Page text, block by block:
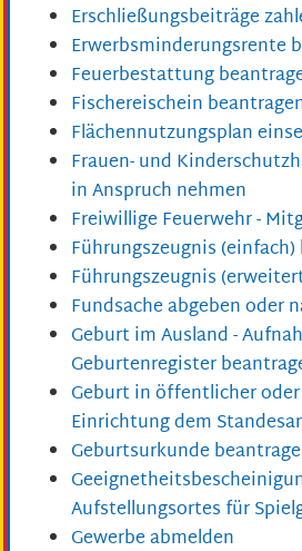
Erschließungsbeiträge
Erwerbsminderungsrente
Feuerbestattung
Fischereischein
Flächennutzungsplan
Frauen- und
in Anspruch nehmen
Freiwillige Feuerwehr -
Führungszeugnis
Führungszeugnis
Fundsache abgeben oder
Geburt im Ausland -
Geburtenregister
Geburt in öffentlicher
Einrichtung dem
Geburtsurkunde
Aufstellungsortes für
Gewerbe abmelden